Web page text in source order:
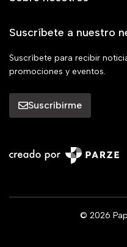
Suscríbete a nuestro
Suscríbete para recibir
promociones y eventos.
Suscribirme
© 2026